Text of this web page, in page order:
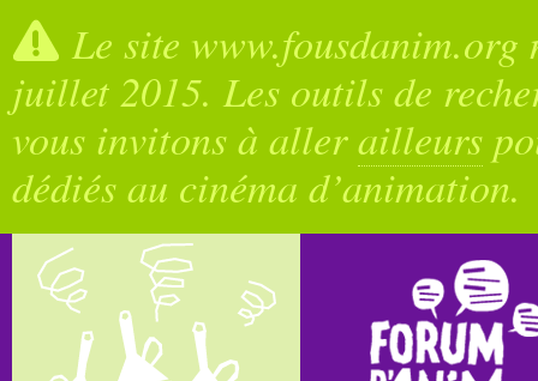
Le site
juillet 2015. Les outils de
vous invitons à allerailleurs
dédiés au cinéma d’animation.